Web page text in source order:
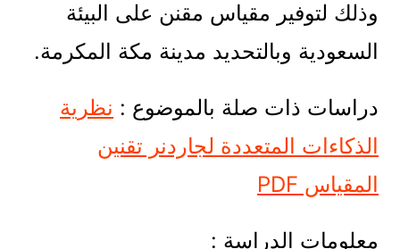
وذلك لتوفير مقياس مقنن على البيئة
السعودية وبالتحديد مدينة مكة المكرمة.
دراسات ذات صلة بالموضوع : نظرية
الذكاءات المتعددة لجاردنر تقنين
المقياس PDF
معلومات الدراسة :